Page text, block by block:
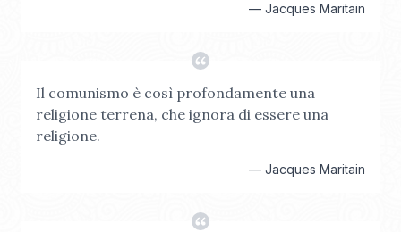
— Jacques Maritain
Il comunismo è così profondamente una
religione terrena, che ignora di essere una
religione.
— Jacques Maritain